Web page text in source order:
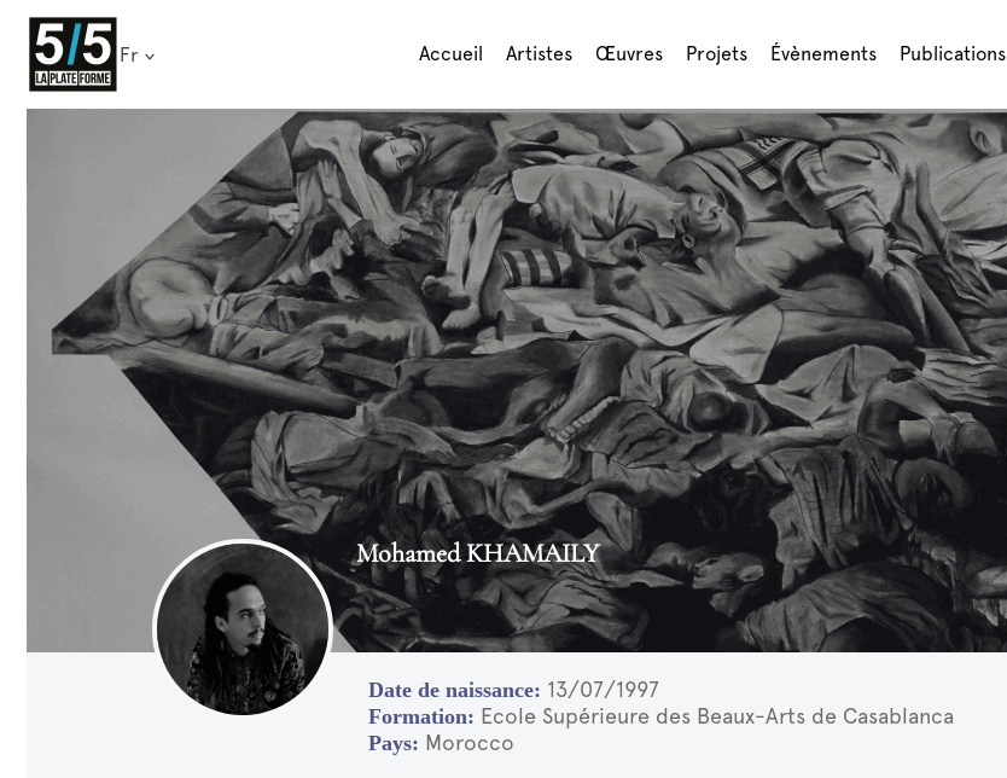
Skip
content
Fr Accueil Artistes Œuvres Projets Évènements Publications
Mohamed KHAMAILY
13/07/1997
Ecole Supérieure des Beaux-Arts de Casablanca
Morocco